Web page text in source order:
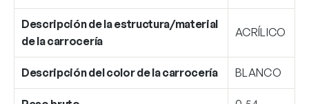
Descripción de la estructura/material
de la carrocería
ACRÍLICO
Descripción del color de la carrocería BLANCO